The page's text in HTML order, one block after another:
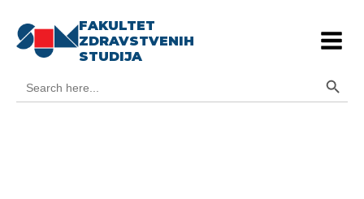
FAKULTET
ZDRAVSTVENIH
STUDIJA
for: